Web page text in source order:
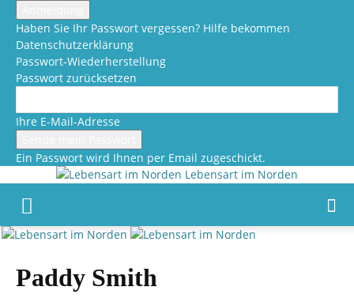
Haben Sie Ihr Passwort vergessen? Hilfe bekommen
Datenschutzerklärung
Passwort-Wiederherstellung
Passwort zurücksetzen
Ihre E-Mail-Adresse
Ein Passwort wird Ihnen per Email zugeschickt.
Lebensart im Norden
Paddy Smith